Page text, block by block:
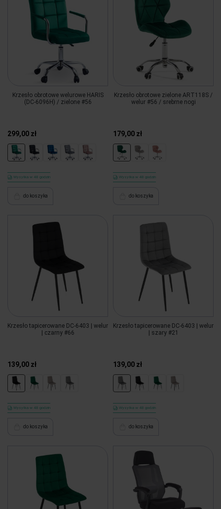
Krzesło obrotowe welurowe HARIS
(DC-6096H) / zielone #56
299,00 zł
Wysyłka w 48 godzin
do koszyka
Krzesło obrotowe zielone ART118S /
welur #56 / srebrne nogi
179,00 zł
Wysyłka w 48 godzin
do koszyka
Krzesło tapicerowane DC-6403 | welur
| czarny #66
139,00 zł
Wysyłka w 48 godzin
do koszyka
Krzesło tapicerowane DC-6403 | welur
| szary #21
139,00 zł
Wysyłka w 48 godzin
do koszyka